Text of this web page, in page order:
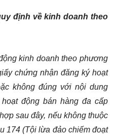
định về kinh doanh theo
kinh doanh theo phương
chứng nhận đăng ký hoạt
không đúng với nội dung
động bán hàng đa cấp
sau đây, nếu không thuộc
174 (Tội lừa đảo chiếm đoạt